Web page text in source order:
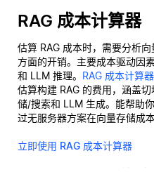
RAG 成本计算器
估算 RAG 成本时，需要分析
方面的开销。主要成本驱动因
和 LLM 推理。 RAG 成本计算器
估算构建 RAG 的费用，涵盖
储/搜索和 LLM 生成。能帮助
过无服务器方案在向量存储成
立即使用 RAG 成本计算器